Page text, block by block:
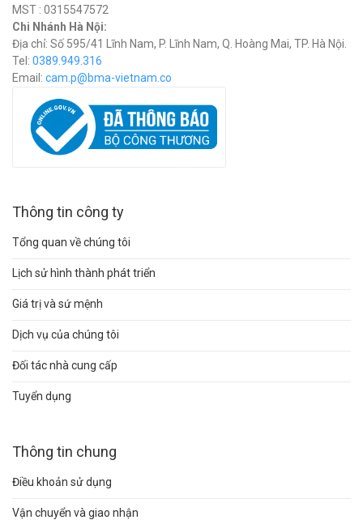
MST : 0315547572
Chi Nhánh Hà Nội:
Địa chỉ: Số 595/41 Lĩnh Nam, P. Lĩnh Nam, Q. Hoàng Mai, TP. Hà Nội.
Tel: 0389.949.316
Email: cam.p@bma-vietnam.co
Thông tin công ty
Tổng quan về chúng tôi
Lịch sử hình thành phát triển
Giá trị và sứ mệnh
Dịch vụ của chúng tôi
Đối tác nhà cung cấp
Tuyển dụng
Thông tin chung
Điều khoản sử dụng
Vận chuyển và giao nhận